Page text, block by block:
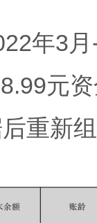
年3
元
重新